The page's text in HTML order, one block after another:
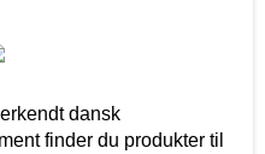
dansk
finder du produkter til